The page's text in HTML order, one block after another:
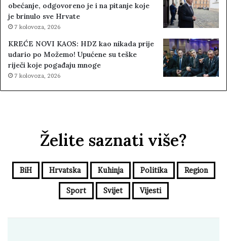
obećanje, odgovoreno je i na pitanje koje
je brinulo sve Hrvate
7 kolovoza, 2026
KREĆE NOVI KAOS: HDZ kao nikada prije
udario po Možemo! Upućene su teške
riječi koje pogađaju mnoge
7 kolovoza, 2026
Želite saznati više?
BiH Hrvatska Kuhinja Politika Region
Sport Svijet Vijesti